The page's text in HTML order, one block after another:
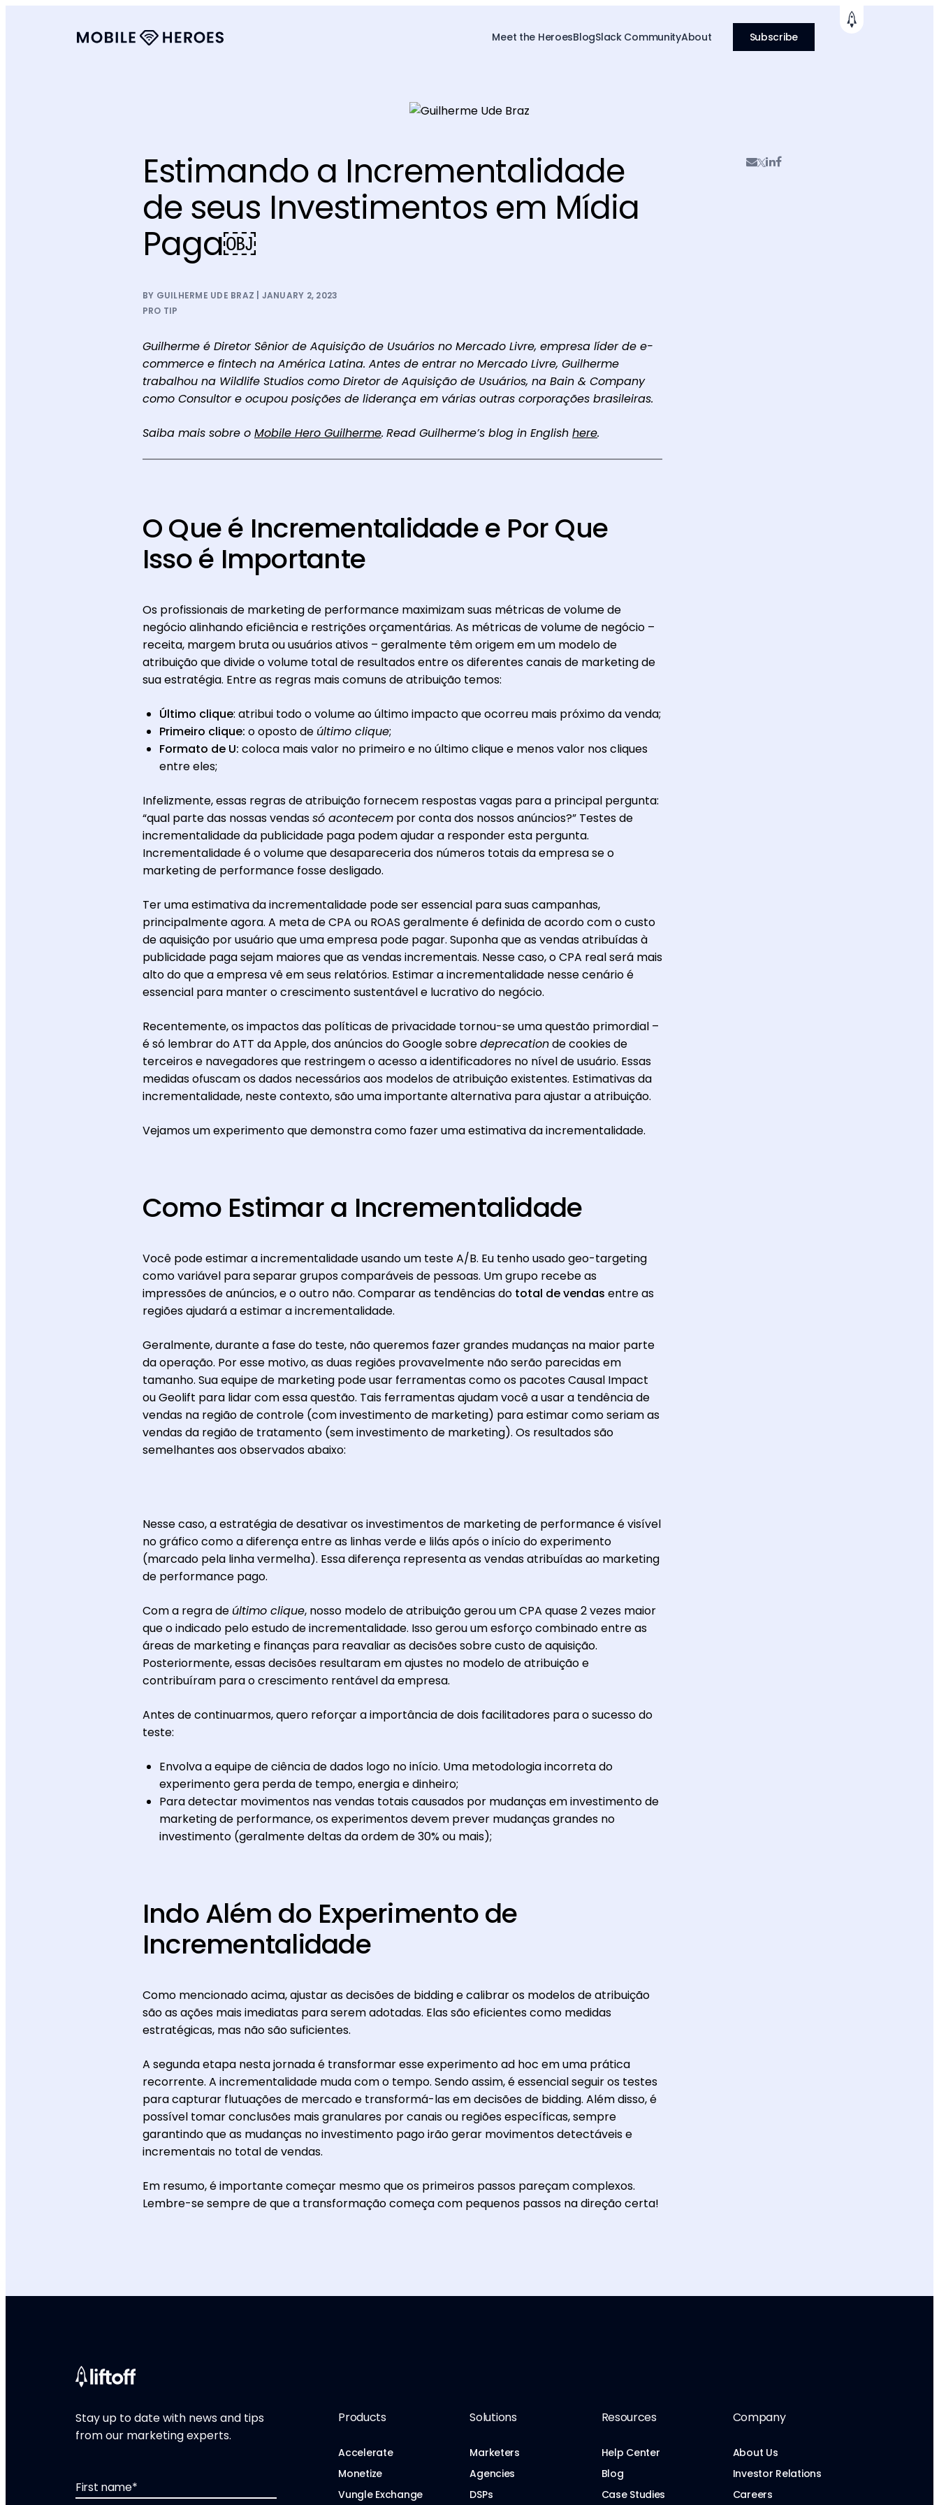
Meet the HeroesBlogSlack CommunityAbout Subscribe
Estimando a Incrementalidade
de seus Investimentos em Mídia
Paga￼
BY GUILHERME UDE BRAZ | JANUARY 2, 2023
PRO TIP
Guilherme é Diretor Sênior de Aquisição de Usuários no Mercado Livre, empresa líder de e-
commerce e fintech na América Latina. Antes de entrar no Mercado Livre, Guilherme
trabalhou na Wildlife Studios como Diretor de Aquisição de Usuários, na Bain & Company
como Consultor e ocupou posições de liderança em várias outras corporações brasileiras.
Saiba mais sobre o Mobile Hero Guilherme. Read Guilherme’s blog in English here.
O Que é Incrementalidade e Por Que
Isso é Importante
Os profissionais de marketing de performance maximizam suas métricas de volume de
negócio alinhando eficiência e restrições orçamentárias. As métricas de volume de negócio –
receita, margem bruta ou usuários ativos – geralmente têm origem em um modelo de
atribuição que divide o volume total de resultados entre os diferentes canais de marketing de
sua estratégia. Entre as regras mais comuns de atribuição temos:
Último clique: atribui todo o volume ao último impacto que ocorreu mais próximo da venda;
Primeiro clique: o oposto de último clique;
Formato de U: coloca mais valor no primeiro e no último clique e menos valor nos cliques
entre eles;
Infelizmente, essas regras de atribuição fornecem respostas vagas para a principal pergunta:
“qual parte das nossas vendassó acontecem por conta dos nossos anúncios?” Testes de
incrementalidade da publicidade paga podem ajudar a responder esta pergunta.
Incrementalidade é o volume que desapareceria dos números totais da empresa se o
marketing de performance fosse desligado.
Ter uma estimativa da incrementalidade pode ser essencial para suas campanhas,
principalmente agora. A meta de CPA ou ROAS geralmente é definida de acordo com o custo
de aquisição por usuário que uma empresa pode pagar. Suponha que as vendas atribuídas à
publicidade paga sejam maiores que as vendas incrementais. Nesse caso, o CPA real será mais
alto do que a empresa vê em seus relatórios. Estimar a incrementalidade nesse cenário é
essencial para manter o crescimento sustentável e lucrativo do negócio.
Recentemente, os impactos das políticas de privacidade tornou-se uma questão primordial –
é só lembrar do ATT da Apple, dos anúncios do Google sobredeprecationde cookies de
terceiros e navegadores que restringem o acesso a identificadores no nível de usuário. Essas
medidas ofuscam os dados necessários aos modelos de atribuição existentes. Estimativas da
incrementalidade, neste contexto, são uma importante alternativa para ajustar a atribuição.
Vejamos um experimento que demonstra como fazer uma estimativa da incrementalidade.
Como Estimar a Incrementalidade
Você pode estimar a incrementalidade usando um teste A/B. Eu tenho usado geo-targeting
como variável para separar grupos comparáveis de pessoas. Um grupo recebe as
impressões de anúncios, e o outro não. Comparar as tendências do total de vendas entre as
regiões ajudará a estimar a incrementalidade.
Geralmente, durante a fase do teste, não queremos fazer grandes mudanças na maior parte
da operação. Por esse motivo, as duas regiões provavelmente não serão parecidas em
tamanho. Sua equipe de marketing pode usar ferramentas como os pacotes Causal Impact
ou Geolift para lidar com essa questão. Tais ferramentas ajudam você a usar a tendência de
vendas na região de controle (com investimento de marketing) para estimar como seriam as
vendas da região de tratamento (sem investimento de marketing). Os resultados são
semelhantes aos observados abaixo:
Nesse caso, a estratégia de desativar os investimentos de marketing de performance é visível
no gráfico como a diferença entre as linhas verde e lilás após o início do experimento
(marcado pela linha vermelha). Essa diferença representa as vendas atribuídas ao marketing
de performance pago.
Com a regra de último clique, nosso modelo de atribuição gerou um CPA quase 2 vezes maior
que o indicado pelo estudo de incrementalidade. Isso gerou um esforço combinado entre as
áreas de marketing e finanças para reavaliar as decisões sobre custo de aquisição.
Posteriormente, essas decisões resultaram em ajustes no modelo de atribuição e
contribuíram para o crescimento rentável da empresa.
Antes de continuarmos, quero reforçar a importância de dois facilitadores para o sucesso do
teste:
Envolva a equipe de ciência de dados logo no início. Uma metodologia incorreta do
experimento gera perda de tempo, energia e dinheiro;
Para detectar movimentos nas vendas totais causados por mudanças em investimento de
marketing de performance, os experimentos devem prever mudanças grandes no
investimento (geralmente deltas da ordem de 30% ou mais);
Indo Além do Experimento de
Incrementalidade
Como mencionado acima, ajustar as decisões de bidding e calibrar os modelos de atribuição
são as ações mais imediatas para serem adotadas. Elas são eficientes como medidas
estratégicas, mas não são suficientes.
A segunda etapa nesta jornada é transformar esse experimento ad hoc em uma prática
recorrente. A incrementalidade muda com o tempo. Sendo assim, é essencial seguir os testes
para capturar flutuações de mercado e transformá-las em decisões de bidding. Além disso, é
possível tomar conclusões mais granulares por canais ou regiões específicas, sempre
garantindo que as mudanças no investimento pago irão gerar movimentos detectáveis e
incrementais no total de vendas.
Em resumo, é importante começar mesmo que os primeiros passos pareçam complexos.
Lembre-se sempre de que a transformação começa com pequenos passos na direção certa!
Stay up to date with news and tips
from our marketing experts.
First name*
Products
Accelerate
Monetize
Vungle Exchange
Solutions
Marketers
Agencies
DSPs
Resources
Help Center
Blog
Case Studies
Company
About Us
Investor Relations
Careers